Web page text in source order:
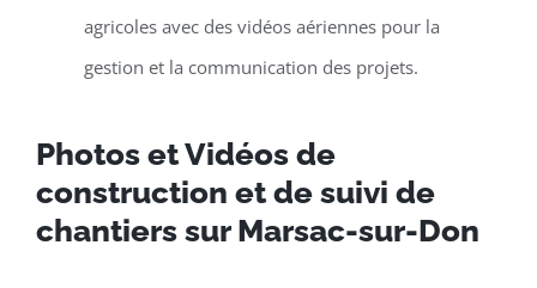
agricoles avec des vidéos aériennes pour la
gestion et la communication des projets.
Photos et Vidéos de
construction et de suivi de
chantiers sur Marsac-sur-Don